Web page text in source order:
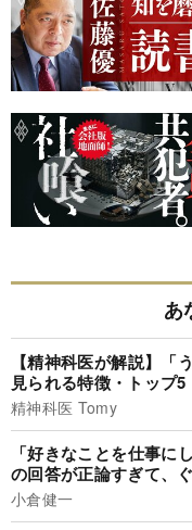
あ
【精神科医が解説】「
見られる特徴・トップ5
精神科医 Tomy
「好きなことを仕事に
の回答が正論すぎて、
小倉健一